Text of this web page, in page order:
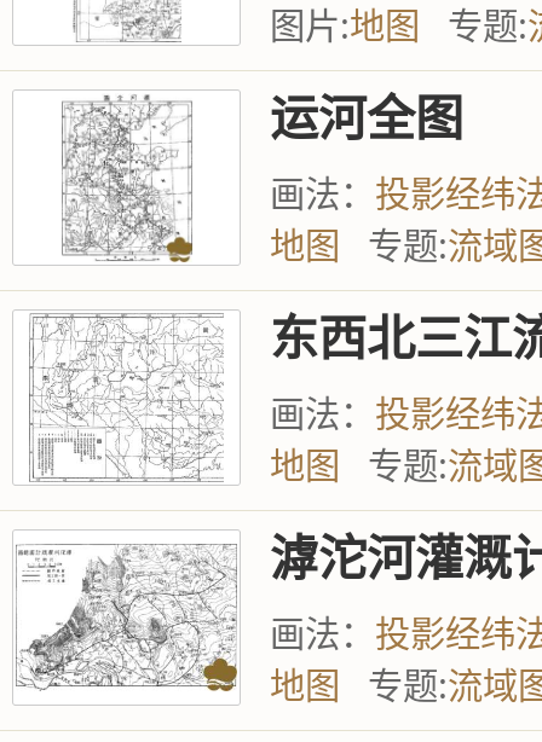
图片:地图 专题:
运河全图
画法： 投影经纬
地图
专题:流域
东西北三江
画法： 投影经纬
地图
专题:流域
滹沱河灌溉
画法： 投影经纬
地图
专题:流域